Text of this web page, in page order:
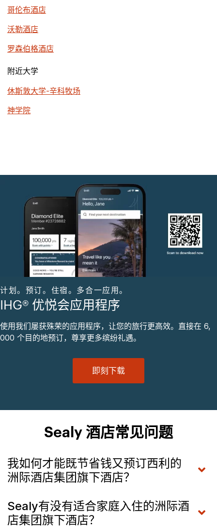
哥伦布酒店
沃勒酒店
罗森伯格酒店
附近大学
休斯敦大学-辛科牧场
神学院
计划。预订。住宿。多合一应用。
IHG® 优悦会应用程序
使用我们屡获殊荣的应用程序，让您的旅行更高效。直接在 6,
000 个目的地预订，尊享更多缤纷礼遇。
即刻下载
Sealy 酒店常见问题
我如何才能既节省钱又预订西利的
洲际酒店集团旗下酒店？
Sealy有没有适合家庭入住的洲际酒
店集团旗下酒店？